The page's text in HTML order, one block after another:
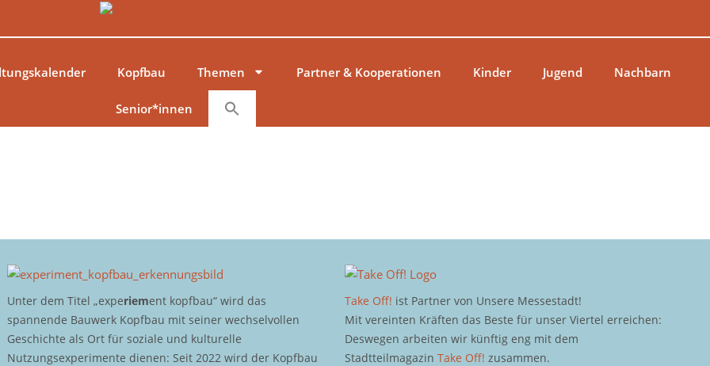
Kopfbau Themen Partner & Kooperationen Kinder Jugend Nachbarn
Senior*innen
Unter dem Titel „experiement kopfbau“ wird das
spannende Bauwerk Kopfbau mit seiner wechselvollen
Geschichte als Ort für soziale und kulturelle
Nutzungsexperimente dienen: Seit 2022 wird der Kopfbau
Take Off! ist Partner von Unsere Messestadt!
Mit vereinten Kräften das Beste für unser Viertel erreichen:
Deswegen arbeiten wir künftig eng mit dem
StadtteilmagazinTake Off! zusammen.